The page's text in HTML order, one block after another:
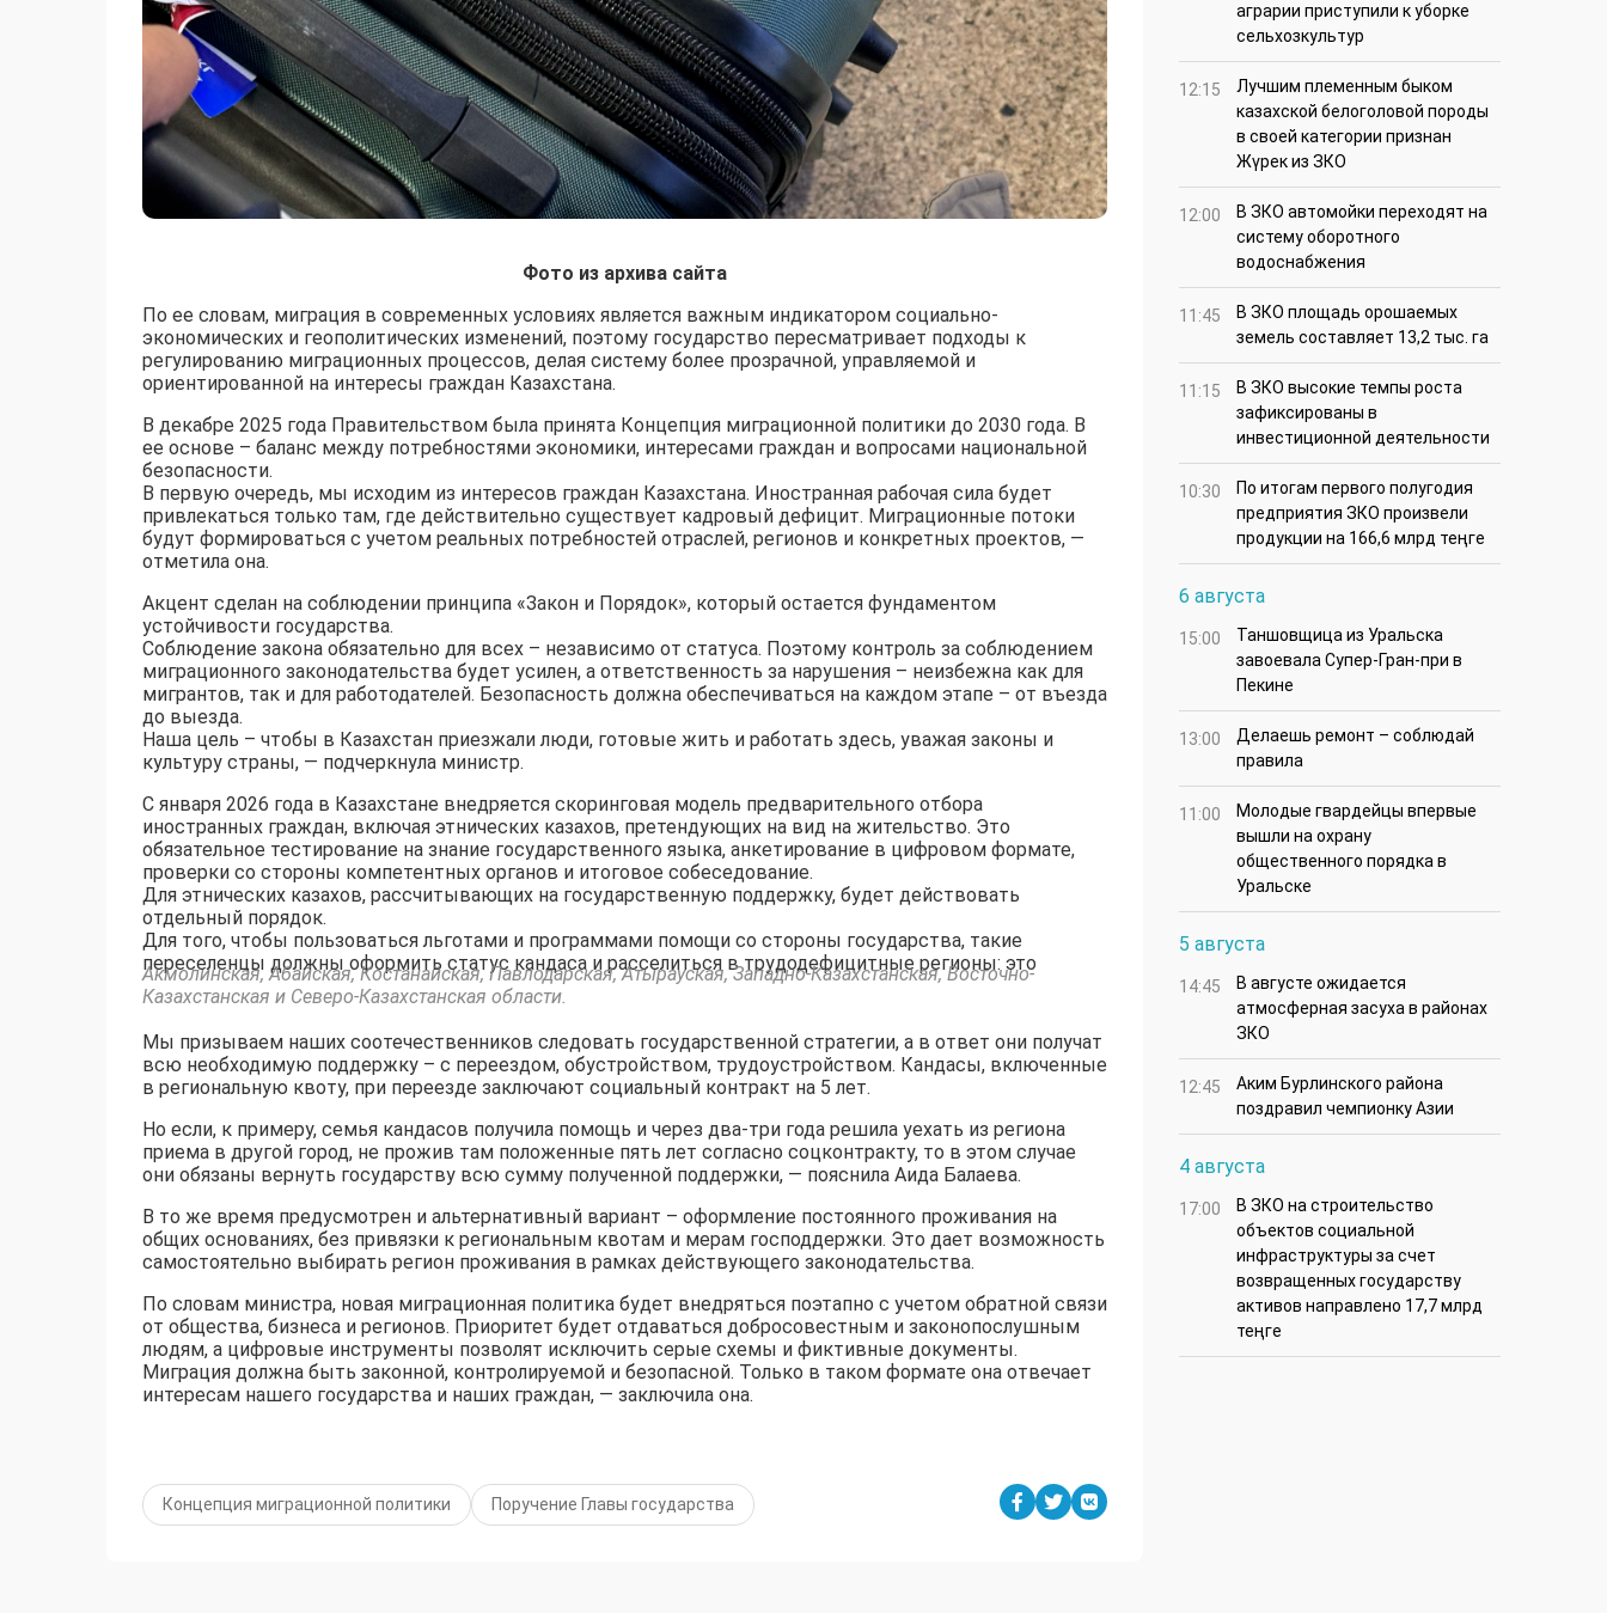
Фото из архива сайта
По ее словам, миграция в современных условиях является важным индикатором социально-
экономических и геополитических изменений, поэтому государство пересматривает подходы к
регулированию миграционных процессов, делая систему более прозрачной, управляемой и
ориентированной на интересы граждан Казахстана.
В декабре 2025 года Правительством была принята Концепция миграционной политики до 2030 года. В
ее основе – баланс между потребностями экономики, интересами граждан и вопросами национальной
безопасности.
В первую очередь, мы исходим из интересов граждан Казахстана. Иностранная рабочая сила будет
привлекаться только там, где действительно существует кадровый дефицит. Миграционные потоки
будут формироваться с учетом реальных потребностей отраслей, регионов и конкретных проектов, —
отметила она.
Акцент сделан на соблюдении принципа «Закон и Порядок», который остается фундаментом
устойчивости государства.
Соблюдение закона обязательно для всех – независимо от статуса. Поэтому контроль за соблюдением
миграционного законодательства будет усилен, а ответственность за нарушения – неизбежна как для
мигрантов, так и для работодателей. Безопасность должна обеспечиваться на каждом этапе – от въезда
до выезда.
Наша цель – чтобы в Казахстан приезжали люди, готовые жить и работать здесь, уважая законы и
культуру страны, — подчеркнула министр.
С января 2026 года в Казахстане внедряется скоринговая модель предварительного отбора
иностранных граждан, включая этнических казахов, претендующих на вид на жительство. Это
обязательное тестирование на знание государственного языка, анкетирование в цифровом формате,
проверки со стороны компетентных органов и итоговое собеседование.
Для этнических казахов, рассчитывающих на государственную поддержку, будет действовать
отдельный порядок.
Для того, чтобы пользоваться льготами и программами помощи со стороны государства, такие
переселенцы должны оформить статус кандаса и расселиться в трудодефицитные регионы: это
Акмолинская, Абайская, Костанайская, Павлодарская, Атырауская, Западно-Казахстанская, Восточно-
Казахстанская и Северо-Казахстанская области.
Мы призываем наших соотечественников следовать государственной стратегии, а в ответ они получат
всю необходимую поддержку – с переездом, обустройством, трудоустройством. Кандасы, включенные
в региональную квоту, при переезде заключают социальный контракт на 5 лет.
Но если, к примеру, семья кандасов получила помощь и через два-три года решила уехать из региона
приема в другой город, не прожив там положенные пять лет согласно соцконтракту, то в этом случае
они обязаны вернуть государству всю сумму полученной поддержки, — пояснила Аида Балаева.
В то же время предусмотрен и альтернативный вариант – оформление постоянного проживания на
общих основаниях, без привязки к региональным квотам и мерам господдержки. Это дает возможность
самостоятельно выбирать регион проживания в рамках действующего законодательства.
По словам министра, новая миграционная политика будет внедряться поэтапно с учетом обратной связи
от общества, бизнеса и регионов. Приоритет будет отдаваться добросовестным и законопослушным
людям, а цифровые инструменты позволят исключить серые схемы и фиктивные документы.
Миграция должна быть законной, контролируемой и безопасной. Только в таком формате она отвечает
интересам нашего государства и наших граждан, — заключила она.
Концепция миграционной политики Поручение Главы государства
аграрии приступили к уборке
сельхозкультур
12:15
Лучшим племенным быком
казахской белоголовой породы
в своей категории признан
Жүрек из ЗКО
12:00
В ЗКО автомойки переходят на
систему оборотного
водоснабжения
11:45
В ЗКО площадь орошаемых
земель составляет 13,2 тыс. га
11:15
В ЗКО высокие темпы роста
зафиксированы в
инвестиционной деятельности
10:30
По итогам первого полугодия
предприятия ЗКО произвели
продукции на 166,6 млрд теңге
6 августа
15:00
Таншовщица из Уральска
завоевала Супер-Гран-при в
Пекине
13:00
Делаешь ремонт – соблюдай
правила
11:00
Молодые гвардейцы впервые
вышли на охрану
общественного порядка в
Уральске
5 августа
14:45
В августе ожидается
атмосферная засуха в районах
ЗКО
12:45
Аким Бурлинского района
поздравил чемпионку Азии
4 августа
17:00
В ЗКО на строительство
объектов социальной
инфраструктуры за счет
возвращенных государству
активов направлено 17,7 млрд
теңге